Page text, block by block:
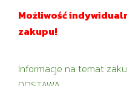
Możliwość
zakupu!
Informacje na temat